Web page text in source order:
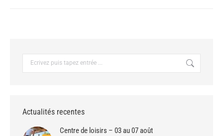
Actualités recentes
Centre de loisirs – 03 au 07 août